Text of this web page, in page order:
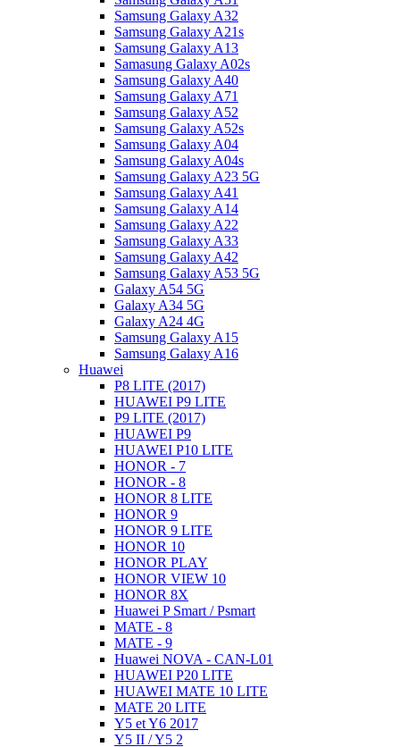
Samsung Galaxy A32
Samsung Galaxy A21s
Samsung Galaxy A13
Samasung Galaxy A02s
Samsung Galaxy A40
Samsung Galaxy A71
Samsung Galaxy A52
Samsung Galaxy A52s
Samsung Galaxy A04
Samsung Galaxy A04s
Samsung Galaxy A23 5G
Samsung Galaxy A41
Samsung Galaxy A14
Samsung Galaxy A22
Samsung Galaxy A33
Samsung Galaxy A42
Samsung Galaxy A53 5G
Galaxy A54 5G
Galaxy A34 5G
Galaxy A24 4G
Samsung Galaxy A15
Samsung Galaxy A16
Huawei
P8 LITE (2017)
HUAWEI P9 LITE
P9 LITE (2017)
HUAWEI P9
HUAWEI P10 LITE
HONOR - 7
HONOR - 8
HONOR 8 LITE
HONOR 9
HONOR 9 LITE
HONOR 10
HONOR PLAY
HONOR VIEW 10
HONOR 8X
Huawei P Smart / Psmart
MATE - 8
MATE - 9
Huawei NOVA - CAN-L01
HUAWEI P20 LITE
HUAWEI MATE 10 LITE
MATE 20 LITE
Y5 et Y6 2017
Y5 II / Y5 2